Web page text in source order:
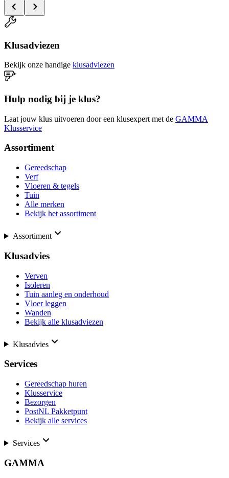
Klusadviezen
Bekijk onze handige klusadviezen
Hulp nodig bij je klus?
Laat jouw klus uitvoeren door een klusexpert met de GAMMA
Klusservice
Assortiment
Gereedschap
Verf
Vloeren & tegels
Tuin
Alle merken
Bekijk het assortiment
Assortiment
Klusadvies
Verven
Isoleren
Tuin aanleg en onderhoud
Vloer leggen
Wanden
Bekijk alle klusadviezen
Klusadvies
Services
Gereedschap huren
Klusservice
Bezorgen
PostNL Pakketpunt
Bekijk alle services
Services
GAMMA